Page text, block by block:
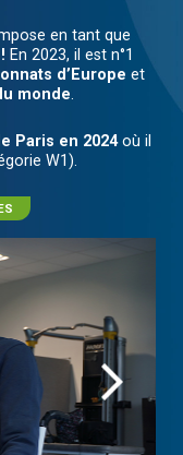
en tant que
En 2023, il est n°1
d’Europe et
monde.
Paris en 2024où il
W1).